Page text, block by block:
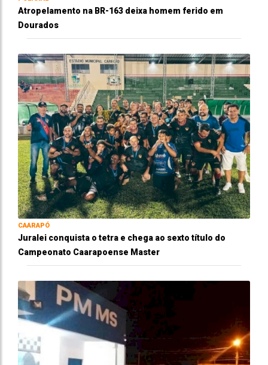
Atropelamento na BR-163 deixa homem ferido em
Dourados
CAARAPÓ
Juralei conquista o tetra e chega ao sexto título do
Campeonato Caarapoense Master